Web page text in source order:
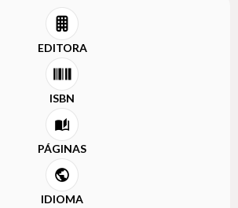
EDITORA
ISBN
PÁGINAS
IDIOMA